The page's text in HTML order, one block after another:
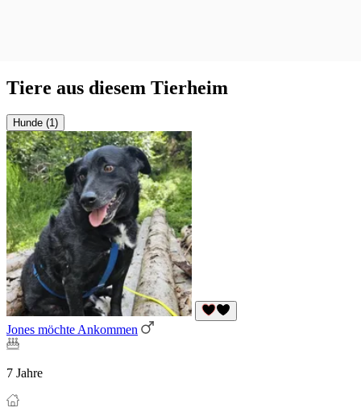
Tiere aus diesem Tierheim
Hunde (1)
Jones möchte Ankommen
7 Jahre